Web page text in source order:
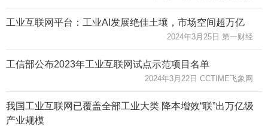
工业互联网平台：工业AI发展绝佳土壤，市场空间超万亿
2024年3月25日 第一财经
工信部公布2023年工业互联网试点示范项目名单
2024年3月22日 CCTIME飞象网
我国工业互联网已覆盖全部工业大类 降本增效“联”出万亿级
产业规模